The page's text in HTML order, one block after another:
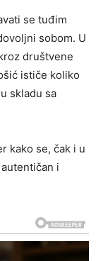
se tuđim
sobom. U
društvene
ističe koliko
skladu sa
kako se, čak i u
i